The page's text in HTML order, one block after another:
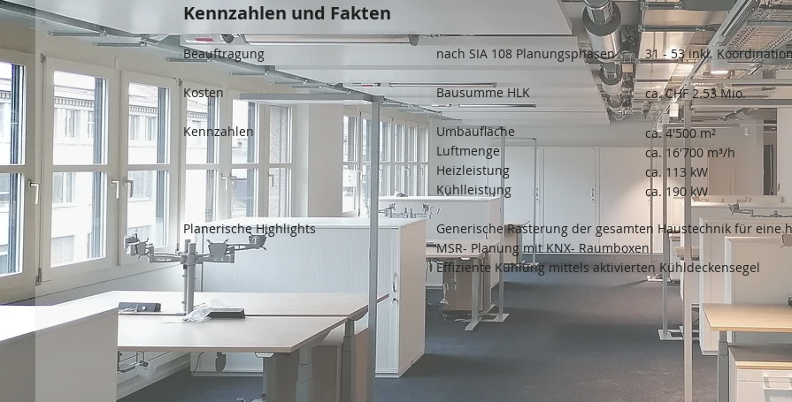
nach SIA 108 Planungsphasen
Bausumme HLK
Umbaufläche
Luftmenge
Heizleistung
Kühlleistung
Generische Rasterung der gesamten Haustechnik für eine
MSR- Planung mit KNX- Raumboxen
Effiziente Kühlung mittels aktivierten Kühldeckensegel
Beauftragung
Kosten
Kennzahlen
Planerische Highlights
31 - 53 inkl.
ca. CHF 2.53 Mio.
ca. 4'500 m²
ca. 16'700 m³/h
ca. 113 kW
ca. 190 kW
Kennzahlen und Fakten